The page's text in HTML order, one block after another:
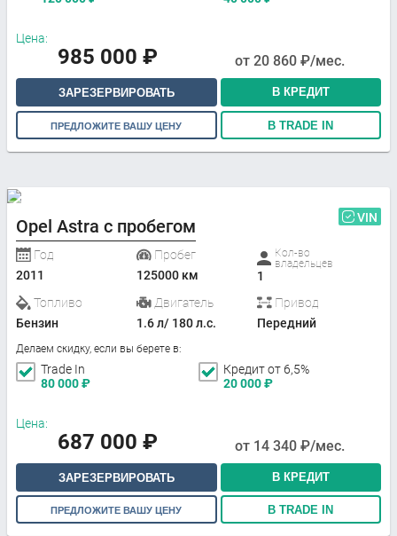
Цена:
985 000 ₽ от 20 860 ₽/мес.
ЗАРЕЗЕРВИРОВАТЬ В КРЕДИТ
ПРЕДЛОЖИТЕ ВАШУ ЦЕНУ В TRADE IN
Opel Astra с пробегом VIN
Год
2011
Пробег
125000 км
Кол-во
владельцев
1
Топливо
Бензин
Двигатель
1.6 л/ 180 л.с.
Привод
Передний
Делаем скидку, если вы берете в:
Trade In
80 000₽
Кредит от 6,5%
20 000₽
Цена:
687 000 ₽ от 14 340 ₽/мес.
ЗАРЕЗЕРВИРОВАТЬ В КРЕДИТ
ПРЕДЛОЖИТЕ ВАШУ ЦЕНУ В TRADE IN